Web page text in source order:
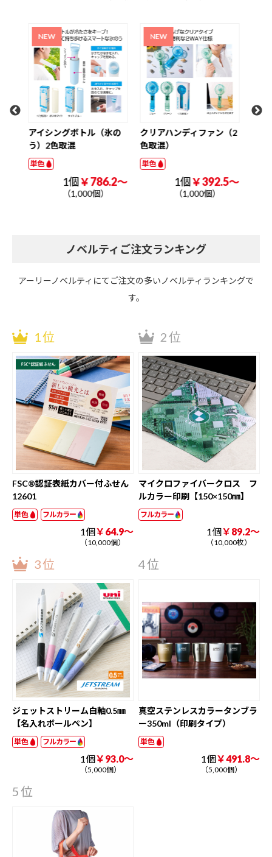
クリアハンディファン（2
色取混）
単色
1個￥392.5～
（1,000個）
超大容量真空ステンレス
取っ手付きタンブラー1．
2L（印刷タイプ）
単色
1個￥1225.0～
（1,000個）
ノベルティご注文ランキング
アーリーノベルティにてご注文の多いノベルティランキングで
す。
1位
FSC®認証表紙カバー付ふせん
12601
単色 フルカラー
1個￥64.9～
（10,000個）
2位
マイクロファイバークロス フ
ルカラー印刷【150×150㎜】
フルカラー
1個￥89.2～
（10,000枚）
3位
ジェットストリーム白軸0.5㎜
【名入れボールペン】
単色 フルカラー
1個￥93.0～
（5,000個）
4位
真空ステンレスカラータンブラ
ー350ml（印刷タイプ）
単色
1個￥491.8～
（5,000個）
5位